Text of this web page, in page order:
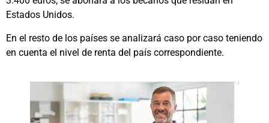
Estados Unidos.
En el resto de los países se analizará caso por caso teniendo
en cuenta el nivel de renta del país correspondiente.